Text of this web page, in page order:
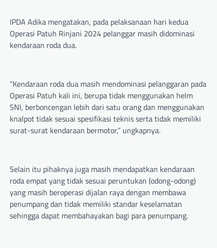
IPDA Adika mengatakan, pada pelaksanaan hari kedua
Operasi Patuh Rinjani 2024 pelanggar masih didominasi
kendaraan roda dua.
“Kendaraan roda dua masih mendominasi pelanggaran pada
Operasi Patuh kali ini, berupa tidak menggunakan helm
SNI, berboncengan lebih dari satu orang dan menggunakan
knalpot tidak sesuai spesifikasi teknis serta tidak memiliki
surat-surat kendaraan bermotor,” ungkapnya.
Selain itu pihaknya juga masih mendapatkan kendaraan
roda empat yang tidak sesuai peruntukan (odong-odong)
yang masih beroperasi dijalan raya dengan membawa
penumpang dan tidak memiliki standar keselamatan
sehingga dapat membahayakan bagi para penumpang.